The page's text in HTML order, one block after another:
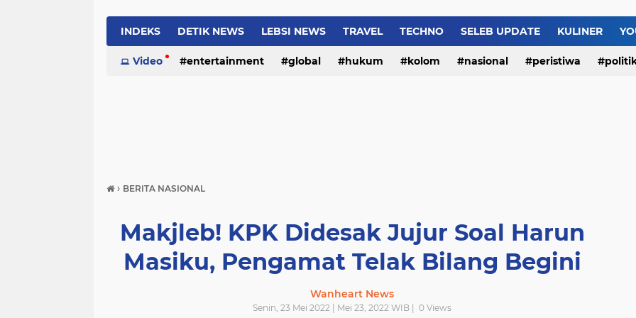
Terungkap! Korsel
INDEKS DETIK NEWS LEBSI NEWS TRAVEL TECHNO SELEB UPDATE KULINER
Video entertainment global hukum kolom nasional peristiwa
› BERITA NASIONAL
Makjleb! KPK Didesak Jujur Soal Harun
Masiku, Pengamat Telak Bilang Begini
Wanheart News
Senin, 23 Mei 2022 | Mei 23, 2022 WIB | 0 Views